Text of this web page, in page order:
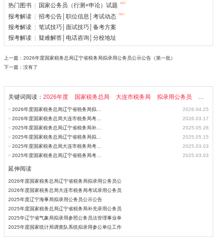
热门图书
国家公务员（行测+申论）试题
报考解读
招考公告│职位信息│考试动态
报考解读
笔试技巧│面试技巧│备考方案
报考解读
疑难解答│电话咨询│分校地址
上一篇： 2026年度国家税务总局辽宁省税务局拟录用公务员公示公告（第一批）
下一篇：没有了
关键词阅读： 2026年度 国家税务总局 大连市税务局 拟录用公务员
2026.04.25
2026.03.17
2025.05.26
2025.05.15
2025.03.03
2025.03.03
延伸阅读
2026年度国家税务总局辽宁省税务局拟录用公务员公
2026年度国家税务总局大连市税务局考试录用公务员
2025年度辽宁海事局拟录用公务员公示公告
2025年度国家税务总局辽宁省税务局补充录用公务员
2025年辽宁省气象局拟录用参照公务员法管理事业单
2025年度国家统计局调查队系统拟录用参公单位工作